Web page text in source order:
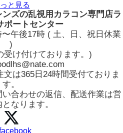
と見る
ズの乱視用カラコン専門店ラ
ポートセンター
午後17時 ( 土、日、祝日休業
)
受け付けております。)
文は365日24時間受付ておりま
す。
い合わせの返信、配送作業は営
なります。